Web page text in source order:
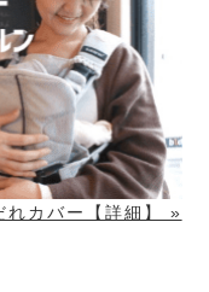
れカバー【詳細】 »